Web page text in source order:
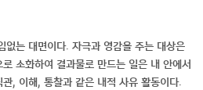
없는 대면이다. 자극과 영감을 주는 대상은
소화하여 결과물로 만드는 일은 내 안에서
, 이해, 통찰과 같은 내적 사유 활동이다.